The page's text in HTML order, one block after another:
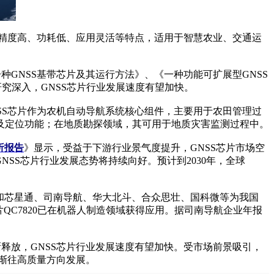
高、功耗低、应用灵活等特点，适用于智慧农业、交通运
基带芯片及其运行方法》、《一种功能可扩展型GNSS
深入，GNSS芯片行业发展速度有望加快。
片作为农机自动导航系统核心组件，主要用于农田管理过
位功能；在地质勘探领域，其可用于地质灾害监测过程中。
报告》显示，受益于下游行业景气度提升，GNSS芯片市场空
芯片行业发展态势将持续向好。预计到2030年，全球
星通、司南导航、华大北斗、合众思壮、国科微等为我国
已在机器人制造领域获得应用。据司南导航企业年报
，GNSS芯片行业发展速度有望加快。受市场前景吸引，
高质量方向发展。